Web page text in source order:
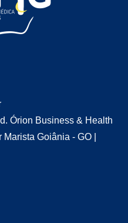
Órion Business & Health
Goiânia - GO |